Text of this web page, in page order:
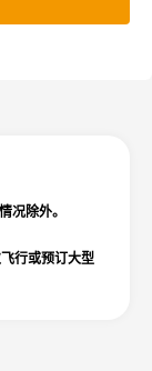
除外。
行或预订大型